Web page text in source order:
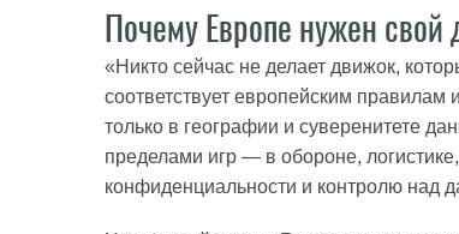
Почему Европе нужен свой
«Никто сейчас не делает движок,
соответствует европейским
только в географии и суверенитете
пределами игр — в обороне,
конфиденциальности и контролю над